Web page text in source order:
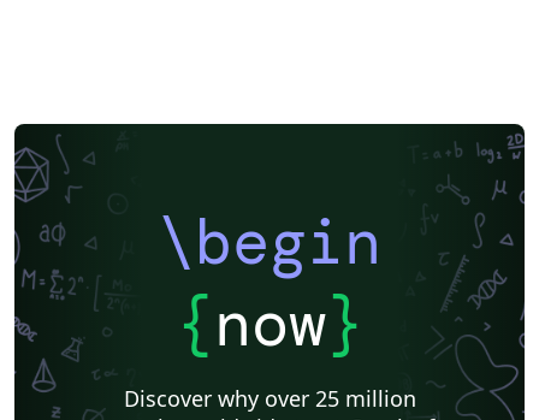
\begin
{now}
Discover why over 25 million